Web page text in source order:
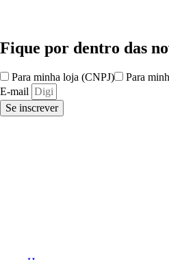
Fique por dentro das
Para minha loja (CNPJ)
Para
E-mail
Se inscrever